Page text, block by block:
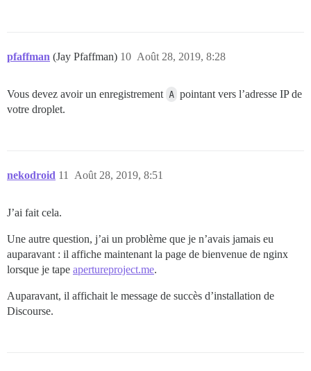
pfaffman (Jay Pfaffman) Août 28, 2019, 8:28
10
Vous devez avoir un enregistrement A pointant vers l’adresse IP de
votre droplet.
nekodroid Août 28, 2019, 8:51
11
J’ai fait cela.
Une autre question, j’ai un problème que je n’avais jamais eu
auparavant : il affiche maintenant la page de bienvenue de nginx
lorsque je tape apertureproject.me.
Auparavant, il affichait le message de succès d’installation de
Discourse.